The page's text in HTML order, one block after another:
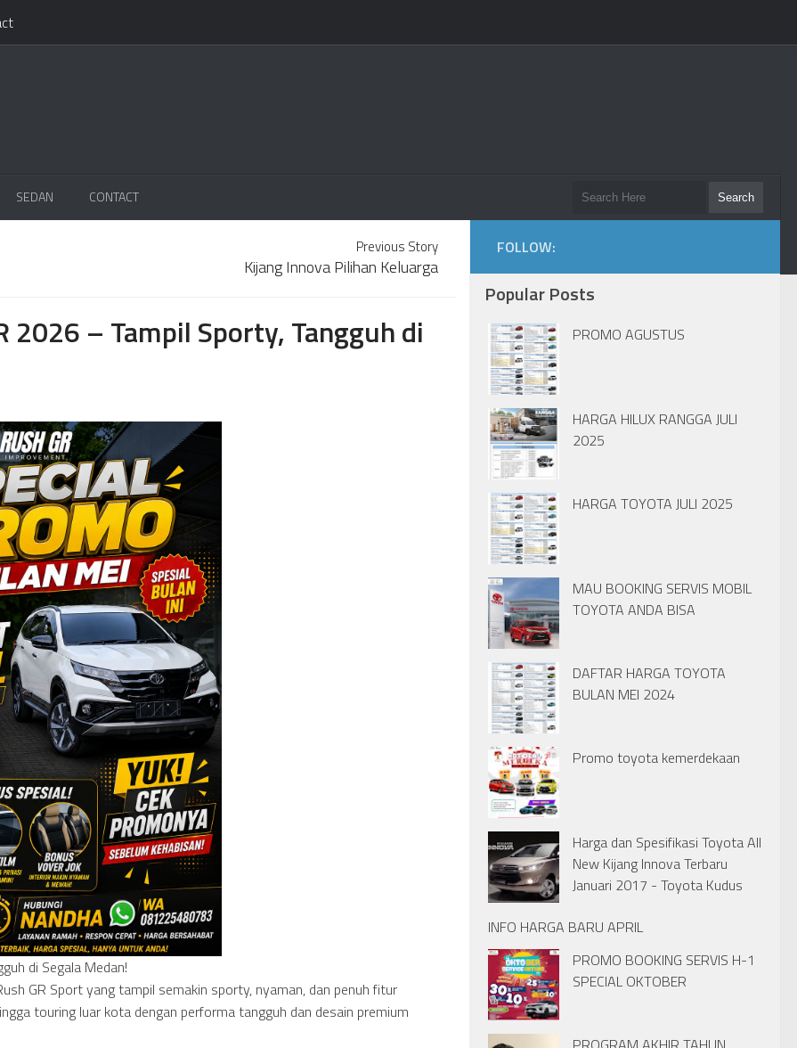
SEDAN CONTACT
Previous Story
Kijang Innova Pilihan Keluarga
2026 – Tampil Sporty, Tangguh di
di Segala Medan!
GR Sport yang tampil semakin sporty, nyaman, dan penuh fitur
touring luar kota dengan performa tangguh dan desain premium
FOLLOW:
Popular Posts
PROMO AGUSTUS
HARGA HILUX RANGGA JULI
2025
HARGA TOYOTA JULI 2025
MAU BOOKING SERVIS MOBIL
TOYOTA ANDA BISA
DAFTAR HARGA TOYOTA
BULAN MEI 2024
Promo toyota kemerdekaan
Harga dan Spesifikasi Toyota All
New Kijang Innova Terbaru
Januari 2017 - Toyota Kudus
INFO HARGA BARU APRIL
PROMO BOOKING SERVIS H-1
SPECIAL OKTOBER